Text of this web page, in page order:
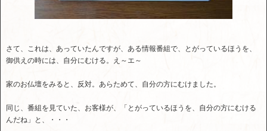
さて、これは、あっていたんですが、ある情報番組で、とがっているほうを、
御供えの時には、自分にむける。え～エ～
家のお仏壇をみると、反対。あらためて、自分の方にむけました。
同じ、番組を見ていた、お客様が、「とがっているほうを、自分の方にむける
んだね」と、・・・